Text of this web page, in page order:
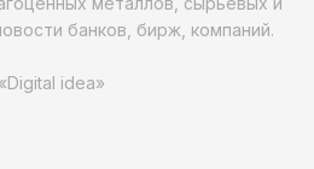
банков, бирж, компаний.
idea»